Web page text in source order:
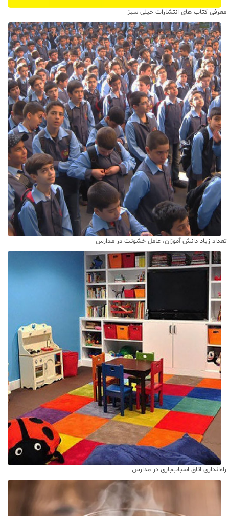
معرفی کتاب های انتشارات خیلی سبز
تعداد زیاد دانش آموزان، عامل خشونت در مدارس
راه‌اندازی اتاق اسباب‌بازی در مدارس